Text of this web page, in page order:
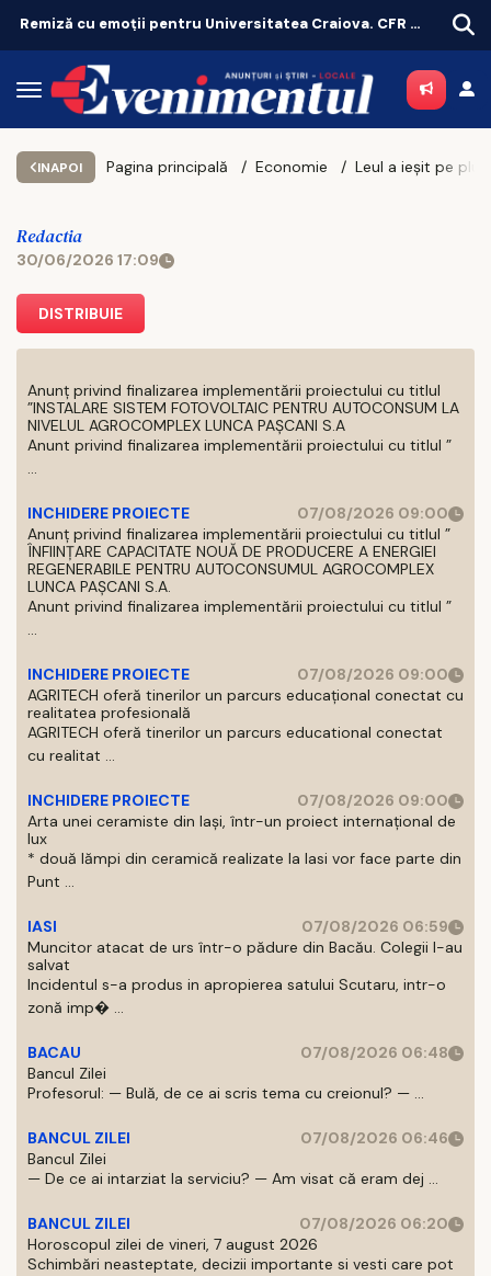
Remiză cu emoții pentru Universitatea Craiova. CFR Cluij, distrusă în Gruia!
INAPOI Pagina principală Economie
Redactia
30/06/2026 17:09
DISTRIBUIE
Anunț privind finalizarea implementării proiectului cu titlul
”INSTALARE SISTEM FOTOVOLTAIC PENTRU AUTOCONSUM LA
NIVELUL AGROCOMPLEX LUNCA PAȘCANI S.A
Anunt privind finalizarea implementării proiectului cu titlul ”
...
INCHIDERE PROIECTE
07/08/2026 09:00
Anunț privind finalizarea implementării proiectului cu titlul ”
ÎNFIINȚARE CAPACITATE NOUĂ DE PRODUCERE A ENERGIEI
REGENERABILE PENTRU AUTOCONSUMUL AGROCOMPLEX
LUNCA PAȘCANI S.A.
Anunt privind finalizarea implementării proiectului cu titlul ”
...
INCHIDERE PROIECTE
07/08/2026 09:00
AGRITECH oferă tinerilor un parcurs educațional conectat cu
realitatea profesională
AGRITECH oferă tinerilor un parcurs educational conectat
cu realitat ...
INCHIDERE PROIECTE
07/08/2026 09:00
Arta unei ceramiste din Iași, într-un proiect internațional de
lux
* două lămpi din ceramică realizate la Iasi vor face parte din
Punt ...
IASI
07/08/2026 06:59
Muncitor atacat de urs într-o pădure din Bacău. Colegii l-au
salvat
Incidentul s-a produs in apropierea satului Scutaru, intr-o
zonă imp� ...
BACAU
07/08/2026 06:48
Bancul Zilei
Profesorul: — Bulă, de ce ai scris tema cu creionul? — ...
BANCUL ZILEI
07/08/2026 06:46
Bancul Zilei
— De ce ai intarziat la serviciu? — Am visat că eram dej ...
BANCUL ZILEI
07/08/2026 06:20
Horoscopul zilei de vineri, 7 august 2026
Schimbări neasteptate, decizii importante si vesti care pot